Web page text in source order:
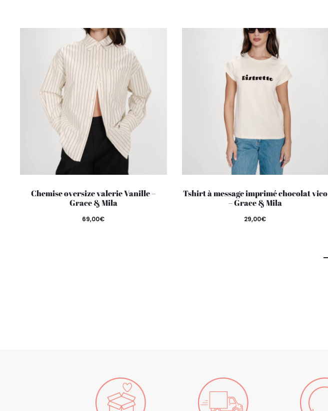
Chemise oversize valerie Vanille –
Grace & Mila
69,00€
Tshirt à message imprimé chocolat vico
– Grace & Mila
29,00€